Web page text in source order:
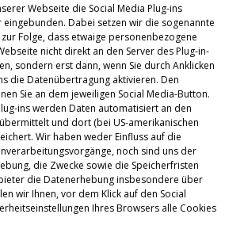
Webseite die Social Media Plug-ins
Dabei setzen wir die sogenannte
Folge, dass etwaige personenbezogene
nicht direkt an den Server des Plug-in-
sondern erst dann, wenn Sie durch Anklicken
die Datenübertragung aktivieren. Den
Sie an dem jeweiligen Social Media-Button.
ins werden Daten automatisiert an den
und dort (bei US-amerikanischen
Wir haben weder Einfluss auf die
noch sind uns der
die Zwecke sowie die Speicherfristen
die Datenerhebung insbesondere über
wir Ihnen, vor dem Klick auf den Social
Ihres Browsers alle Cookies